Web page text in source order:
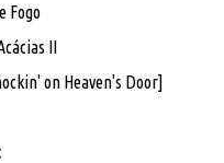
Fogo
II
on Heaven's Door]